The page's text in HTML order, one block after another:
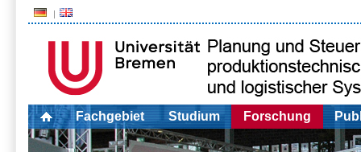
Fachgebiet Studium Forschung